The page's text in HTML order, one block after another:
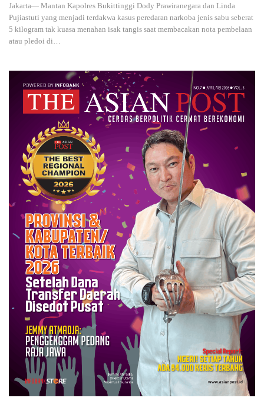
Jakarta— Mantan Kapolres Bukittinggi Dody Prawiranegara dan Linda
Pujiastuti yang menjadi terdakwa kasus peredaran narkoba jenis sabu seberat
5 kilogram tak kuasa menahan isak tangis saat membacakan nota pembelaan
atau pledoi di